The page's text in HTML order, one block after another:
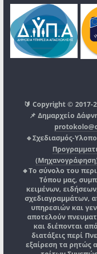
🔰 Copyright ©
📌 Δημαρχείο
🔹Σχεδιασμός-
🔸Το σύνολο του
Τόπου μας,
κειμένων,
σχεδιαγραμμάτων,
υπηρεσιών και
αποτελούν
και διέπονται
διατάξεις περί
εξαίρεση τα ρητώς